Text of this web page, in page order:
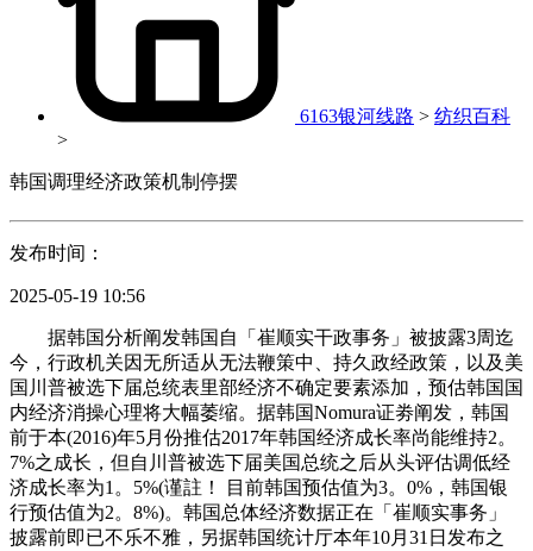
6163银河线路 > 纺织百科
>
韩国调理经济政策机制停摆
发布时间：
2025-05-19 10:56
据韩国分析阐发韩国自「崔顺实干政事务」被披露3周迄
今，行政机关因无所适从无法鞭策中、持久政经政策，以及美
国川普被选下届总统表里部经济不确定要素添加，预估韩国国
内经济消操心理将大幅萎缩。据韩国Nomura证劵阐发，韩国
前于本(2016)年5月份推估2017年韩国经济成长率尚能维持2。
7%之成长，但自川普被选下届美国总统之后从头评估调低经
济成长率为1。5%(谨註！ 目前韩国预估值为3。0%，韩国银
行预估值为2。8%)。韩国总体经济数据正在「崔顺实事务」
披露前即已不乐不雅，另据韩国统计厅本年10月31日发布之